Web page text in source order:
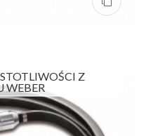
Z
WEBER